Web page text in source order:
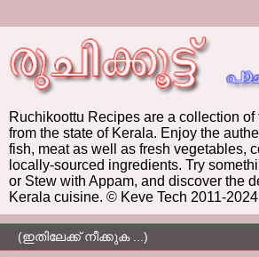
Ruchikoottu Recipes are a collection
from the state of Kerala. Enjoy the
fish, meat as well as fresh vegetables,
locally-sourced ingredients. Try
or Stew with Appam, and discover the
Kerala cuisine. © Keve Tech 2011-2024